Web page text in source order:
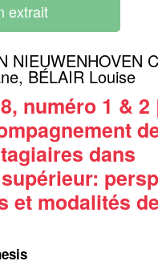
extrait
NIEUWENHOVEN
, BÉLAIR Louise
numéro 1 & 2
dans
et modalités